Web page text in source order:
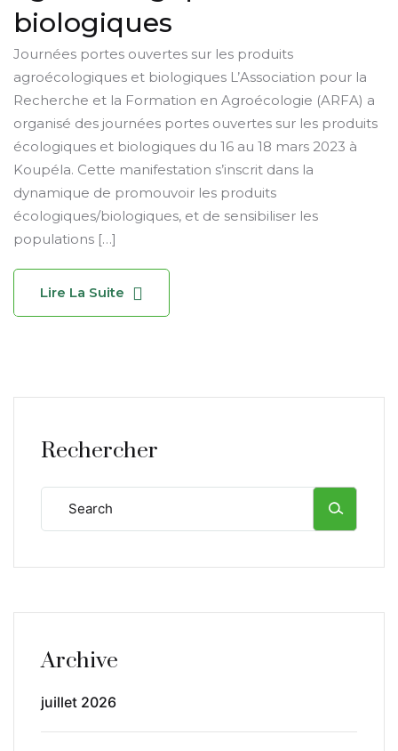
biologiques
Journées portes ouvertes sur les produits
agroécologiques et biologiques L’Association pour la
Recherche et la Formation en Agroécologie (ARFA) a
organisé des journées portes ouvertes sur les produits
écologiques et biologiques du 16 au 18 mars 2023 à
Koupéla. Cette manifestation s’inscrit dans la
dynamique de promouvoir les produits
écologiques/biologiques, et de sensibiliser les
populations […]
Lire La Suite
Rechercher
Archive
juillet 2026